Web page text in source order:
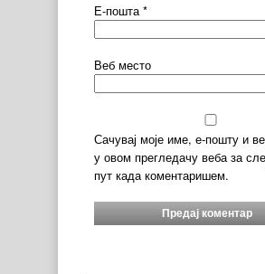
Е-пошта *
Веб место
Сачувај моје име, е-пошту и
у овом прегледачу веба за
пут када коментаришем.